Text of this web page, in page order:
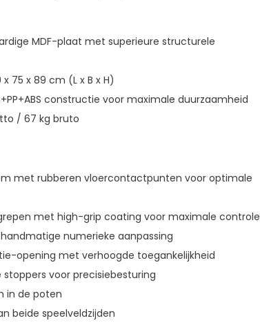
MDF-plaat met superieure structurele
75 x 89 cm (L x B x H)
constructie voor maximale duurzaamheid
/ 67 kg bruto
met rubberen vloercontactpunten voor optimale
met high-grip coating voor maximale controle
numerieke aanpassing
opening met verhoogde toegankelijkheid
voor precisiebesturing
in de poten
beide speelveldzijden